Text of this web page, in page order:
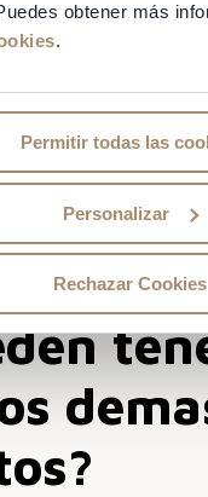
obtener más
.
Permitir todas las
Personalizar
Rechazar Cookies
de los casos, la
propios de la